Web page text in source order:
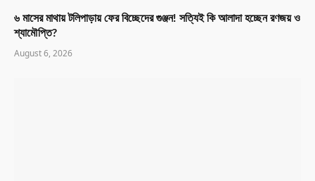
৬ মাসের মাথায় টলিপাড়ায় ফের বিচ্ছেদের গুঞ্জন! সত্যিই কি আলাদা হচ্ছেন রণজয় ও
শ্যামৌপ্তি?
August 6, 2026